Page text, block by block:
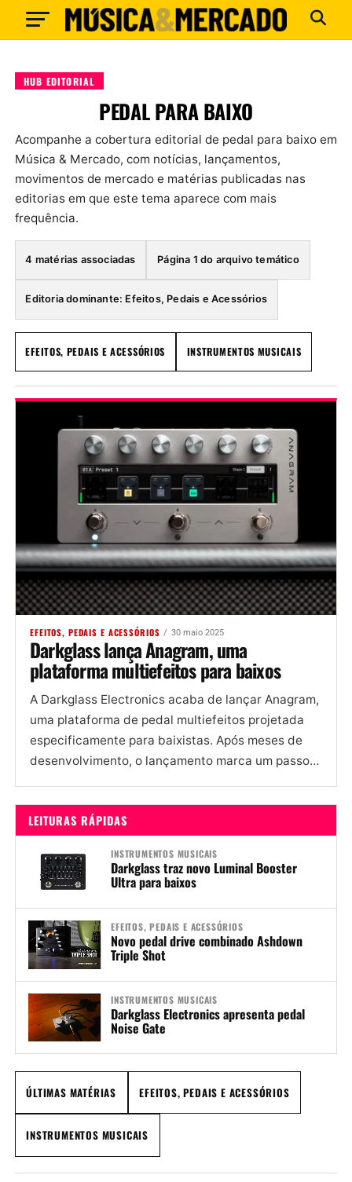
HUB EDITORIAL
PEDAL PARA BAIXO
Acompanhe a cobertura editorial de pedal para baixo em
Música & Mercado, com notícias, lançamentos,
movimentos de mercado e matérias publicadas nas
editorias em que este tema aparece com mais
frequência.
4 matérias associadas Página 1 do arquivo temático
Editoria dominante: Efeitos, Pedais e Acessórios
EFEITOS, PEDAIS E ACESSÓRIOS INSTRUMENTOS MUSICAIS
EFEITOS, PEDAIS E ACESSÓRIOS 30 maio 2025
Darkglass lança Anagram, uma
plataforma multiefeitos para baixos
A Darkglass Electronics acaba de lançar Anagram,
uma plataforma de pedal multiefeitos projetada
especificamente para baixistas. Após meses de
desenvolvimento, o lançamento marca um passo
áudio...
LEITURAS RÁPIDAS
INSTRUMENTOS MUSICAIS
Darkglass traz novo Luminal Booster
Ultra para baixos
EFEITOS, PEDAIS E ACESSÓRIOS
Novo pedal drive combinado Ashdown
Triple Shot
INSTRUMENTOS MUSICAIS
Darkglass Electronics apresenta pedal
Noise Gate
ÚLTIMAS MATÉRIAS EFEITOS, PEDAIS E ACESSÓRIOS
INSTRUMENTOS MUSICAIS